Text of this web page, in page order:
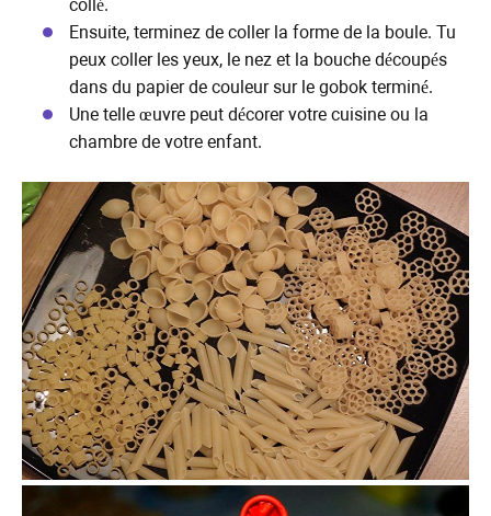
collé.
Ensuite, terminez de coller la forme de la boule. Tu
peux coller les yeux, le nez et la bouche découpés
dans du papier de couleur sur le gobok terminé.
Une telle œuvre peut décorer votre cuisine ou la
chambre de votre enfant.